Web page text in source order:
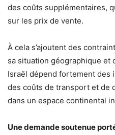
des coûts supplémentaires,
sur les prix de vente.
À cela s’ajoutent des
sa situation géographique et
Israël dépend fortement des
des coûts de transport et de
dans un espace continental
Une demande soutenue